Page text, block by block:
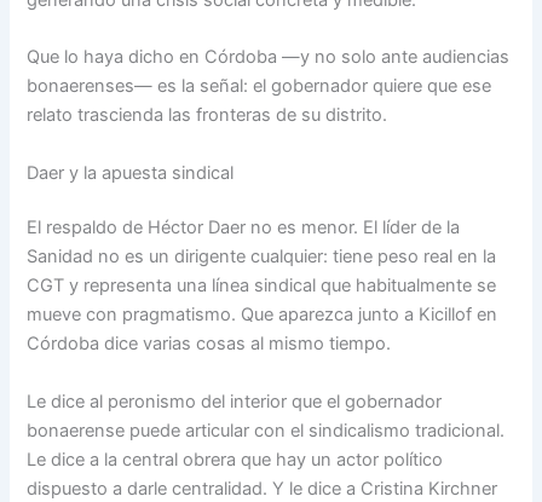
Que lo haya dicho en Córdoba —y no solo ante audiencias
bonaerenses— es la señal: el gobernador quiere que ese
relato trascienda las fronteras de su distrito.
Daer y la apuesta sindical
El respaldo de Héctor Daer no es menor. El líder de la
Sanidad no es un dirigente cualquier: tiene peso real en la
CGT y representa una línea sindical que habitualmente se
mueve con pragmatismo. Que aparezca junto a Kicillof en
Córdoba dice varias cosas al mismo tiempo.
Le dice al peronismo del interior que el gobernador
bonaerense puede articular con el sindicalismo tradicional.
Le dice a la central obrera que hay un actor político
dispuesto a darle centralidad. Y le dice a Cristina Kirchner